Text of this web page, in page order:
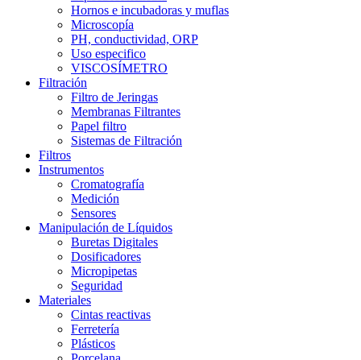
Hornos e incubadoras y muflas
Microscopía
PH, conductividad, ORP
Uso especifico
VISCOSÍMETRO
Filtración
Filtro de Jeringas
Membranas Filtrantes
Papel filtro
Sistemas de Filtración
Filtros
Instrumentos
Cromatografía
Medición
Sensores
Manipulación de Líquidos
Buretas Digitales
Dosificadores
Micropipetas
Seguridad
Materiales
Cintas reactivas
Ferretería
Plásticos